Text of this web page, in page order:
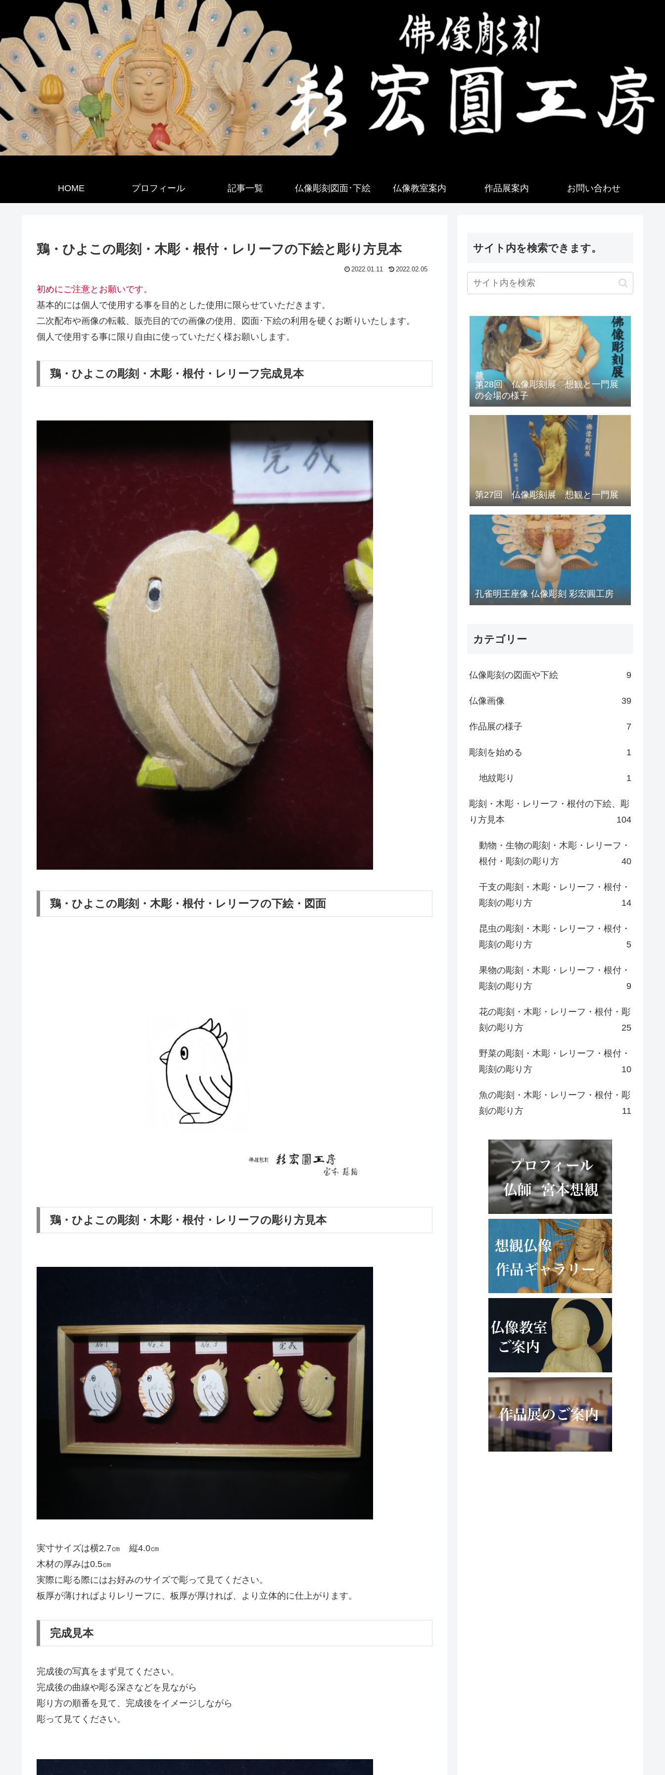
HOME プロフィール 記事一覧 仏像彫刻図面･下絵 仏像教室案内 作品展案内 お問い合わせ
鶏・ひよこの彫刻・木彫・根付・レリーフの下絵と彫り方見本
2022.01.11 2022.02.05
初めにご注意とお願いです。
基本的には個人で使用する事を目的とした使用に限らせていただきます。
二次配布や画像の転載、販売目的での画像の使用、図面･下絵の利用を硬くお断りいたします。
個人で使用する事に限り自由に使っていただく様お願いします。
鶏・ひよこの彫刻・木彫・根付・レリーフ完成見本
鶏・ひよこの彫刻・木彫・根付・レリーフの下絵・図面
鶏・ひよこの彫刻・木彫・根付・レリーフの彫り方見本
実寸サイズは横2.7㎝ 縦4.0㎝
木材の厚みは0.5㎝
実際に彫る際にはお好みのサイズで彫って見てください。
板厚が薄ければよりレリーフに、板厚が厚ければ、より立体的に仕上がります。
完成見本
完成後の写真をまず見てください。
完成後の曲線や彫る深さなどを見ながら
彫り方の順番を見て、完成後をイメージしながら
彫って見てください。
サイト内を検索できます。
第28回 仏像彫刻展 想観と一門展
の会場の様子
第27回 仏像彫刻展 想観と一門展
孔雀明王座像 仏像彫刻 彩宏圓工房
カテゴリー
仏像彫刻の図面や下絵 9
仏像画像 39
作品展の様子 7
彫刻を始める 1
地紋彫り 1
彫刻・木彫・レリーフ・根付の下絵、彫
り方見本
104
動物・生物の彫刻・木彫・レリーフ・
根付・彫刻の彫り方
40
干支の彫刻・木彫・レリーフ・根付・
彫刻の彫り方
14
昆虫の彫刻・木彫・レリーフ・根付・
彫刻の彫り方
5
果物の彫刻・木彫・レリーフ・根付・
彫刻の彫り方
9
花の彫刻・木彫・レリーフ・根付・彫
刻の彫り方
25
野菜の彫刻・木彫・レリーフ・根付・
彫刻の彫り方
10
魚の彫刻・木彫・レリーフ・根付・彫
刻の彫り方
11